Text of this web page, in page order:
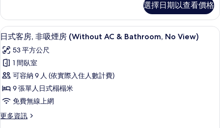
片
房,
私
人
浴
室
(Without
AC,
No
View)
的
客
房,
非
煙
房,
私
人
浴
室
(Without
AC,
選擇日期以查看價格
顯
示
日
式
客
房,
吸
3
日式客房, 非吸煙房 (Without AC & Bathroom, No View)
53 平方公尺
1 間臥室
可容納 9 人 (依實際入住人數計費)
9 張單人日式榻榻米
免費無線上網
更多資訊
更